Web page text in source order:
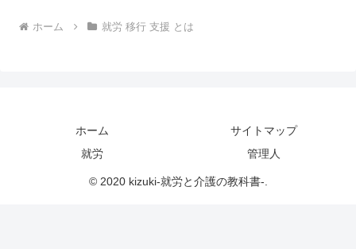
ホーム 就労 移行 支援 とは
ホーム
サイトマップ
就労
管理人
© 2020 kizuki-就労と介護の教科書-.